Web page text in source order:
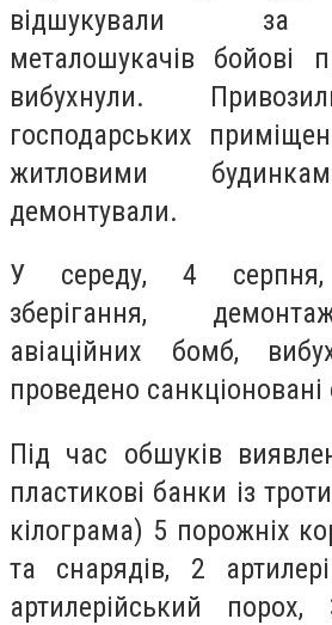
відшукували за
металошукачів бойові
вибухнули.
господарських
житловими
демонтували.
У середу, 4
зберігання,
авіаційних бомб,
проведено
Під час обшуків
пластикові банки із
кілограма) 5 порожніх
та снарядів, 2
артилерійський